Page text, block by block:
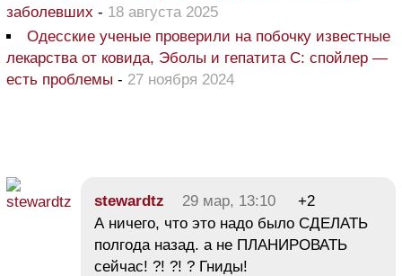
заболевших - 18 августа 2025
Одесские ученые проверили на побочку известные
лекарства от ковида, Эболы и гепатита С: спойлер —
есть проблемы - 27 ноября 2024
stewardtz 29 мар, 13:10
+2
А ничего, что это надо было СДЕЛАТЬ
полгода назад. а не ПЛАНИРОВАТЬ
сейчас! ?! ?! ? Гниды!